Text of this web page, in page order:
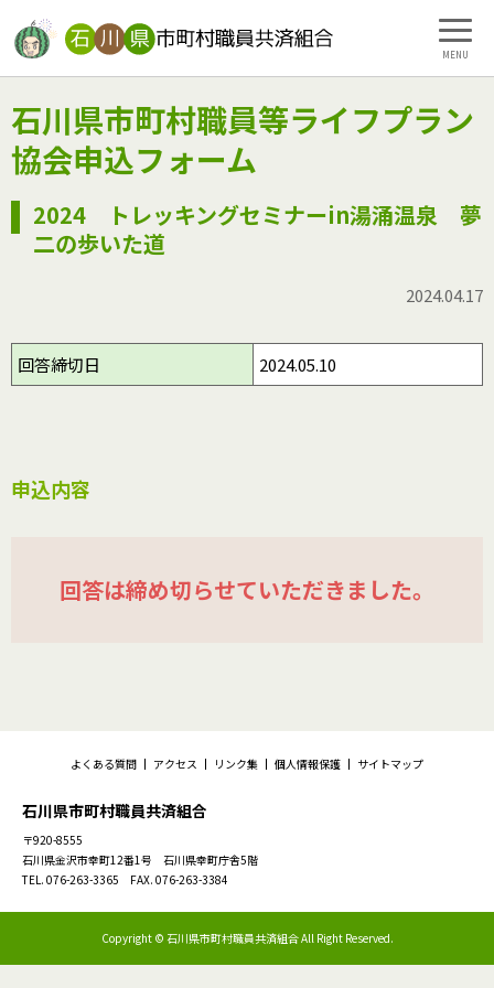
MENU
石川県市町村職員等ライフプラン
協会申込フォーム
2024 トレッキングセミナーin湯涌温泉 夢
二の歩いた道
2024.04.17
回答締切日 2024.05.10
申込内容
回答は締め切らせていただきました。
よくある質問 アクセス リンク集 個人情報保護 サイトマップ
石川県市町村職員共済組合
〒920-8555
石川県金沢市幸町12番1号 石川県幸町庁舎5階
TEL. 076-263-3365 FAX. 076-263-3384
Copyright © 石川県市町村職員共済組合 All Right Reserved.